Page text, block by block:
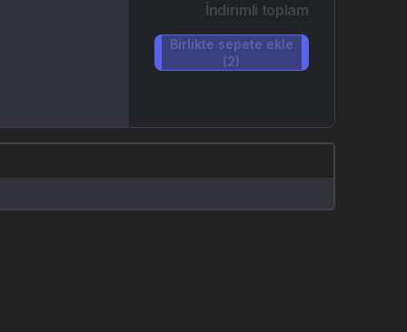
İndirimli toplam
Birlikte sepete ekle
(2)